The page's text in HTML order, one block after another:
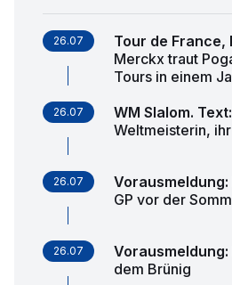
26.07 Tour de France,
Merckx traut
Tours in einem
26.07 WM Slalom. Text:
Weltmeisterin,
26.07 Vorausmeldung:
GP vor der
26.07 Vorausmeldung:
dem Brünig